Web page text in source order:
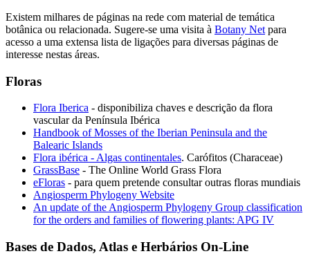
Existem milhares de páginas na rede com material de temática
botânica ou relacionada. Sugere-se uma visita à Botany Net para
acesso a uma extensa lista de ligações para diversas páginas de
interesse nestas áreas.
Floras
Flora Iberica - disponibiliza chaves e descrição da flora
vascular da Península Ibérica
Handbook of Mosses of the Iberian Peninsula and the
Balearic Islands
Flora ibérica - Algas continentales. Carófitos (Characeae)
GrassBase - The Online World Grass Flora
eFloras - para quem pretende consultar outras floras mundiais
Angiosperm Phylogeny Website
An update of the Angiosperm Phylogeny Group classification
for the orders and families of flowering plants: APG IV
Bases de Dados, Atlas e Herbários On-Line